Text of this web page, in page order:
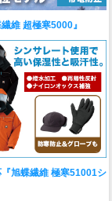
維 超極寒5000』
旭蝶繊維 極寒51001シ